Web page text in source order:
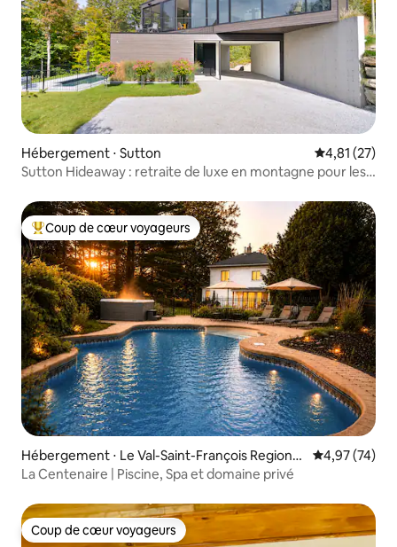
Hébergement ⋅ Sutton Évaluation
4,81 (27)
Sutton Hideaway : retraite de luxe en montagne pour les
Coups de cœur voyageurs les plus appréciés
Coup de cœur voyageurs
Hébergement ⋅ Le Val-Saint-François Regional
County Municipality
Évaluation
4,97 (74)
La Centenaire | Piscine, Spa et domaine privé
Coup de cœur voyageurs
Coup de cœur voyageurs